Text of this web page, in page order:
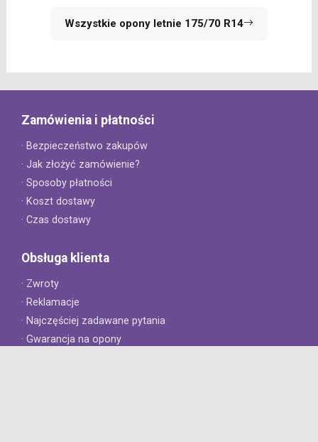
Wszystkie opony letnie 175/70 R14
Zamówienia i płatności
· Bezpieczeństwo zakupów
· Jak złożyć zamówienie?
· Sposoby płatności
· Koszt dostawy
· Czas dostawy
Obsługa klienta
· Zwroty
· Reklamacje
· Najczęściej zadawane pytania
· Gwarancja na opony